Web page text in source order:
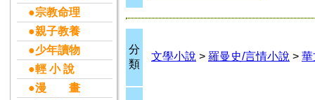
●宗教命理
●親子教養
●少年讀物
●輕 小 說
●漫 畫
分
類
文學小說 > 羅曼史/言情小說 > 華